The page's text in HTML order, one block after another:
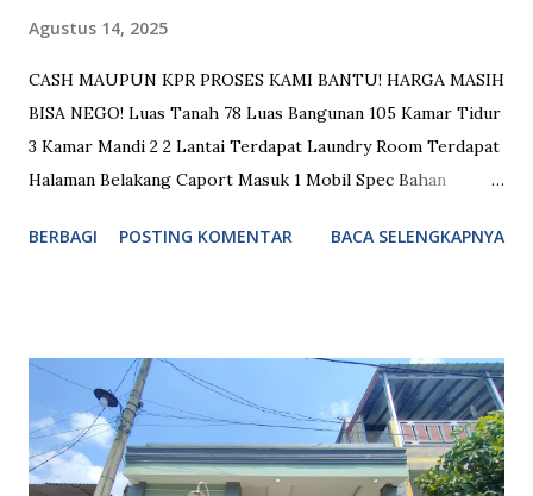
Agustus 14, 2025
CASH MAUPUN KPR PROSES KAMI BANTU! HARGA MASIH
BISA NEGO! Luas Tanah 78 Luas Bangunan 105 Kamar Tidur
3 Kamar Mandi 2 2 Lantai Terdapat Laundry Room Terdapat
Halaman Belakang Caport Masuk 1 Mobil Spec Bahan
Plafon Gypsum Aplus Tinggi Plafon 3,2 Meter Lantai Granit
Rumah Sakit Dekat Sekolahan Dekat Akses Jalan Tol Dekat
Akses Stasiun Kereta Masuk Mobil ATM Center Sport
Center Lingkungan Aman & Nyaman Lokasi Bebas Banjir
Kolam Renang Akses Menuju Akses Jalan Tol: 10 Menit
BERBAGI POSTING KOMENTAR BACA SELENGKAPNYA